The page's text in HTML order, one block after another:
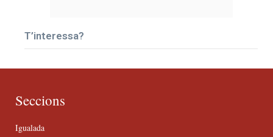
T’interessa?
Seccions
Igualada